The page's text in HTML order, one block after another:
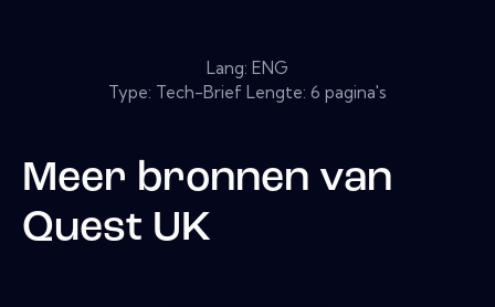
Lang: ENG
Type: Tech-Brief Lengte: 6 pagina's
Meer bronnen van
Quest UK